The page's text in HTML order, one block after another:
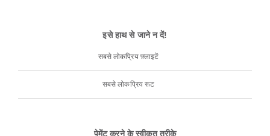
इसे हाथ से जाने न दें!
सबसे लोकप्रिय फ़्लाइटें
सबसे लोकप्रिय रूट
पेमेंट करने के स्वीकृत तरीके